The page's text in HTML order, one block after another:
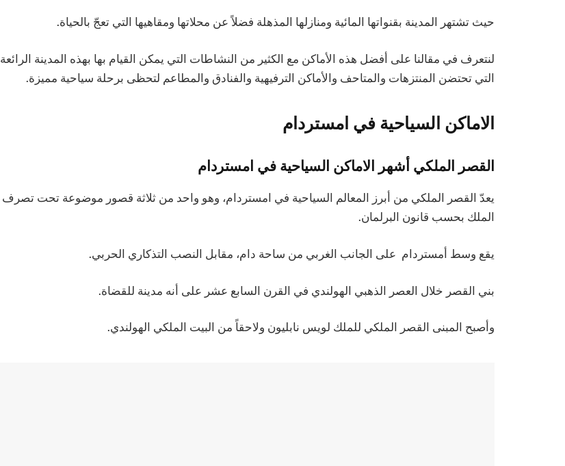
حيث تشتهر المدينة بقنواتها المائية ومنازلها المذهلة فضلاً عن محلاتها ومقاهيها التي تعجّ بالحياة.
لنتعرف في مقالنا على أفضل هذه الأماكن مع الكثير من النشاطات التي يمكن القيام بها بهذه المدينة الرائعة
التي تحتضن المنتزهات والمتاحف والأماكن الترفيهية والفنادق والمطاعم لتحظى برحلة سياحية مميزة.
الاماكن السياحية في امستردام
القصر الملكي أشهر الاماكن السياحية في امستردام
يعدّ القصر الملكي من أبرز المعالم السياحية في امستردام، وهو واحد من ثلاثة قصور موضوعة تحت تصرف
الملك بحسب قانون البرلمان.
يقع وسط أمستردام على الجانب الغربي من ساحة دام، مقابل النصب التذكاري الحربي.
بني القصر خلال العصر الذهبي الهولندي في القرن السابع عشر على أنه مدينة للقضاة.
وأصبح المبنى القصر الملكي للملك لويس نابليون ولاحقاً من البيت الملكي الهولندي.